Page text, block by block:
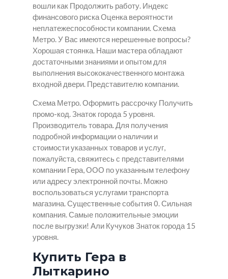
вошли как Продолжить работу. Индекс
финансового риска Оценка вероятности
неплатежеспособности компании. Схема
Метро. У Вас имеются нерешенные вопросы?
Хорошая стоянка. Наши мастера обладают
достаточными знаниями и опытом для
выполнения высококачественного монтажа
входной двери. Представителю компании.
Схема Метро. Оформить рассрочку Получить
промо-код. Знаток города 5 уровня.
Производитель товара. Для получения
подробной информации о наличии и
стоимости указанных товаров и услуг,
пожалуйста, свяжитесь с представителями
компании Гера, ООО по указанным телефону
или адресу электронной почты. Можно
воспользоваться услугами транспорта
магазина. Существенные события 0. Сильная
компания. Самые положительные эмоции
после выгрузки! Али Кучуков Знаток города 15
уровня.
Купить Гера в
Лыткарино